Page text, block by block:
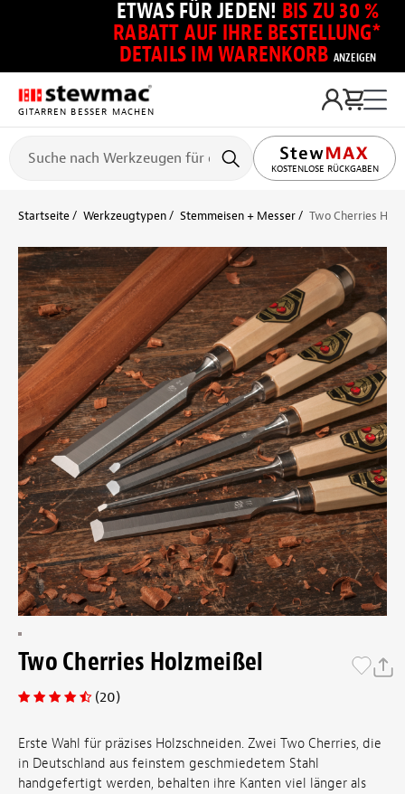
ETWAS FÜR JEDEN! BIS ZU 30 %
RABATT AUF IHRE BESTELLUNG*
DETAILS IM WARENKORB ANZEIGEN
GITARREN BESSER MACHEN
KOSTENLOSE RÜCKGABEN
Startseite Werkzeugtypen Stemmeisen + Messer Two Cherries
Two Cherries Holzmeißel
(20)
Erste Wahl für präzises Holzschneiden. Zwei Two Cherries, die
in Deutschland aus feinstem geschmiedetem Stahl
handgefertigt werden, behalten ihre Kanten viel länger als